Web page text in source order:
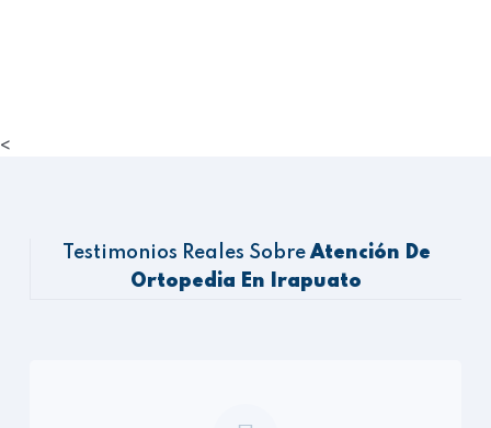
<
Testimonios Reales SobreAtención De
Ortopedia En Irapuato